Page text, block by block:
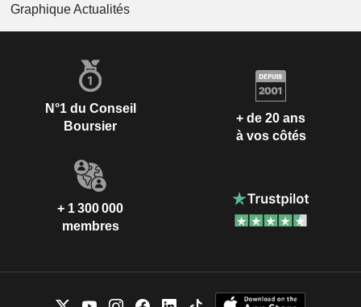
Graphique Actualités
N°1 du Conseil
Boursier
+ de 20 ans
à vos côtés
+ 1 300 000
membres